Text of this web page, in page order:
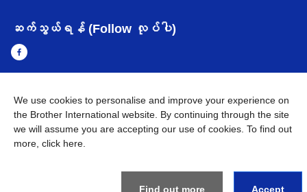
ဆက်သွယ်ရန် (Follow လုပ်ပါ)
Myanmar Brother ၏ ကမ္ဘာတစ်ဝန်းရှိ ကွန်ယက်များ
အချက်အလက်မူဝါဒ အသုံးပြုမူဝါဒ
Brother Global ဝက်ဆိုဒ်သို့သွားရန်
We use cookies to personalise and improve your experience on
the Brother International website. By continuing through the site
we will assume you are accepting our use of cookies. To find out
more, click here
Find out more Accept